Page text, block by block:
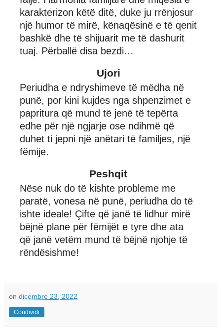
karakterizon këtë ditë, duke ju rrënjosur
një humor të mirë, kënaqësinë e të qenit
bashkë dhe të shijuarit me të dashurit
tuaj. Përballë disa bezdi…
Ujori
Periudha e ndryshimeve të mëdha në
punë, por kini kujdes nga shpenzimet e
papritura që mund të jenë të tepërta
edhe për një ngjarje ose ndihmë që
duhet ti jepni një anëtari të familjes, një
fëmije.
Peshqit
Nëse nuk do të kishte probleme me
paratë, vonesa në punë, periudha do të
ishte ideale! Çifte që janë të lidhur mirë
bëjnë plane për fëmijët e tyre dhe ata
që janë vetëm mund të bëjnë njohje të
rëndësishme!
on dicembre 23, 2022
Condividi